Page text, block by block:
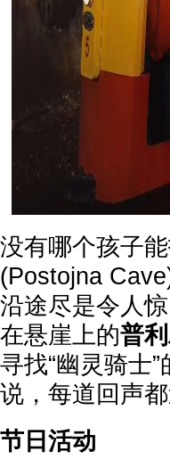
没有哪个孩子
(Postojna
沿途尽是令人
在悬崖上的普
寻找“幽灵骑士
说，每道回声都
节日活动